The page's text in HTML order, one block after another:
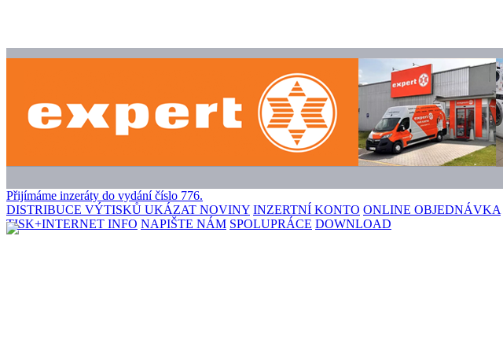
Přijímáme inzeráty do vydání číslo 776.
DISTRIBUCE VÝTISKŮ UKÁZAT NOVINY INZERTNÍ KONTO ONLINE OBJEDNÁVKA
TISK+INTERNET INFO NAPIŠTE NÁM SPOLUPRÁCE DOWNLOAD